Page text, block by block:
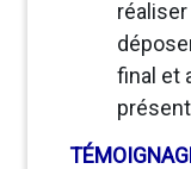
final et